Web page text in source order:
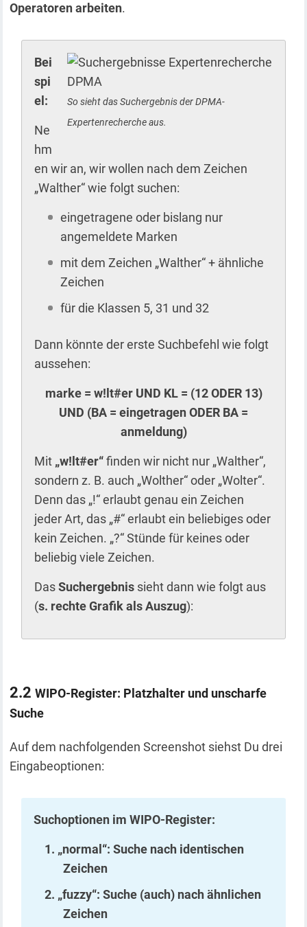
Operatoren arbeiten.
So sieht das Suchergebnis der DPMA-
Expertenrecherche aus.
Bei
spi
el:
Ne
hm
en wir an, wir wollen nach dem Zeichen
„Walther“ wie folgt suchen:
eingetragene oder bislang nur
angemeldete Marken
mit dem Zeichen „Walther“ + ähnliche
Zeichen
für die Klassen 5, 31 und 32
Dann könnte der erste Suchbefehl wie folgt
aussehen:
marke = w!lt#er UND KL = (12 ODER 13)
UND (BA = eingetragen ODER BA =
anmeldung)
Mit „w!lt#er“finden wir nicht nur „Walther“,
sondern z. B. auch „Wolther“ oder „Wolter“.
Denn das „!“ erlaubt genau ein Zeichen
jeder Art, das „#“ erlaubt ein beliebiges oder
kein Zeichen. „?“ Stünde für keines oder
beliebig viele Zeichen.
DasSuchergebnissieht dann wie folgt aus
(s. rechte Grafik als Auszug):
WIPO-Register: Platzhalter und unscharfe
Suche
Auf dem nachfolgenden Screenshot siehst Du drei
Eingabeoptionen:
Suchoptionen im WIPO-Register:
„normal“: Suche nach identischen
Zeichen
„fuzzy“: Suche (auch) nach ähnlichen
Zeichen